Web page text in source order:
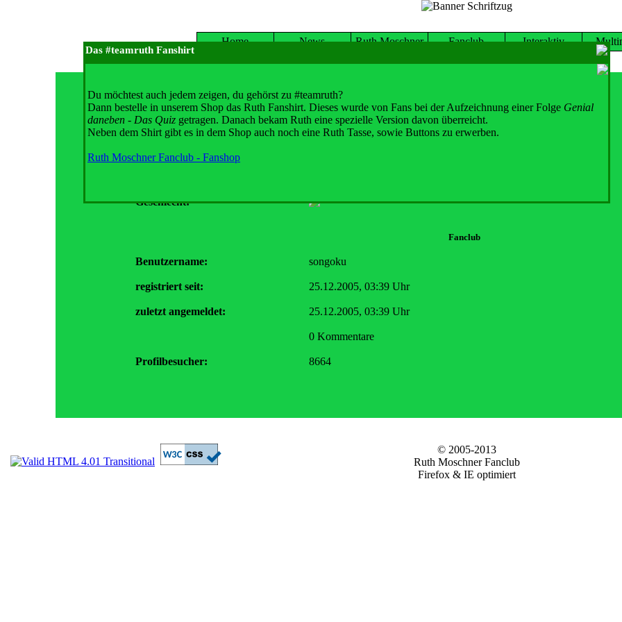
Home
News Ruth Moschner Fanclub Interaktiv
Mitglied
Geschlecht:
Fanclub
Benutzername: songoku
registriert seit: 25.12.2005, 03:39 Uhr
zuletzt angemeldet: 25.12.2005, 03:39 Uhr
0 Kommentare
Profilbesucher: 8664
© 2005-2013
Ruth Moschner Fanclub
Firefox & IE optimiert
Das #teamruth Fanshirt
Du möchtest auch jedem zeigen, du gehörst zu #teamruth?
Dann bestelle in unserem Shop das Ruth Fanshirt. Dieses wurde von Fans bei der Aufzeichnung einer Folge Genial
daneben - Das Quiz getragen. Danach bekam Ruth eine spezielle Version davon überreicht.
Neben dem Shirt gibt es in dem Shop auch noch eine Ruth Tasse, sowie Buttons zu erwerben.
Ruth Moschner Fanclub - Fanshop